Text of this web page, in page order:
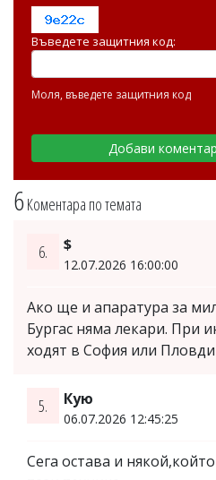
6Коментара по темата
6. $
12.07.2026 16:00:00
Ако ще и апаратура за
Бургас няма лекари. При
ходят в София или
5. Кую
06.07.2026 12:45:25
Сега остава и
Въведете защитния код:
Моля, въведете защитния код